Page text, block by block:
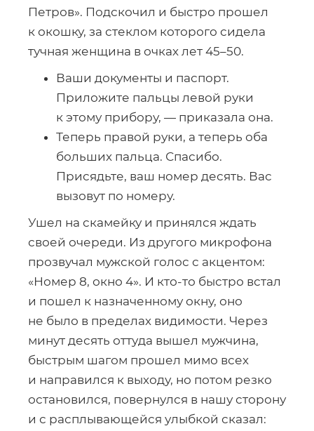
Петров». Подскочил и быстро прошел
к окошку, за стеклом которого сидела
тучная женщина в очках лет 45–50.
Ваши документы и паспорт.
Приложите пальцы левой руки
к этому прибору, — приказала она.
Теперь правой руки, а теперь оба
больших пальца. Спасибо.
Присядьте, ваш номер десять. Вас
вызовут по номеру.
Ушел на скамейку и принялся ждать
своей очереди. Из другого микрофона
прозвучал мужской голос с акцентом:
«Номер 8, окно 4». И кто-то быстро встал
и пошел к назначенному окну, оно
не было в пределах видимости. Через
минут десять оттуда вышел мужчина,
быстрым шагом прошел мимо всех
и направился к выходу, но потом резко
остановился, повернулся в нашу сторону
и с расплывающейся улыбкой сказал: